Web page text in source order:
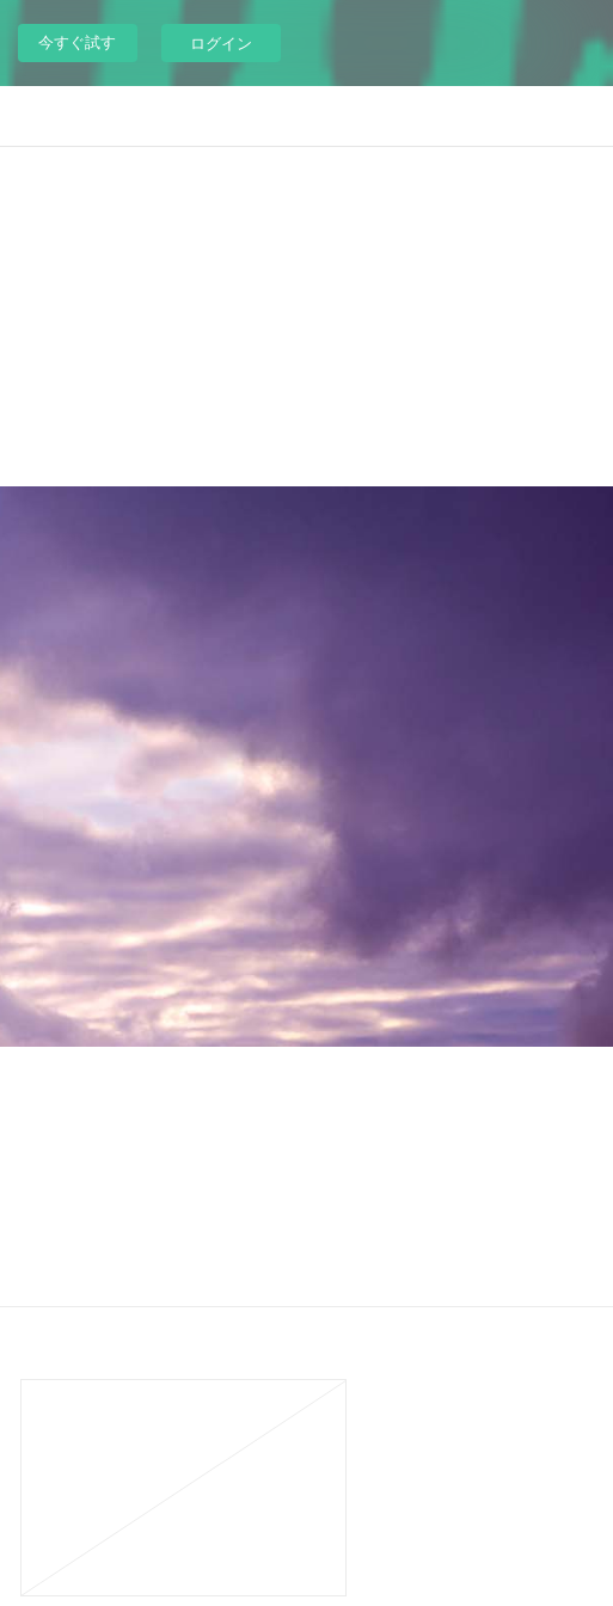
今すぐ試す ログイン